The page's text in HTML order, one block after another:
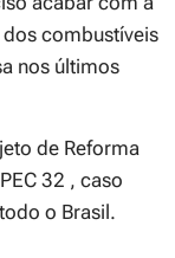
combustíveis
nos últimos
de Reforma
32 , caso
o Brasil.